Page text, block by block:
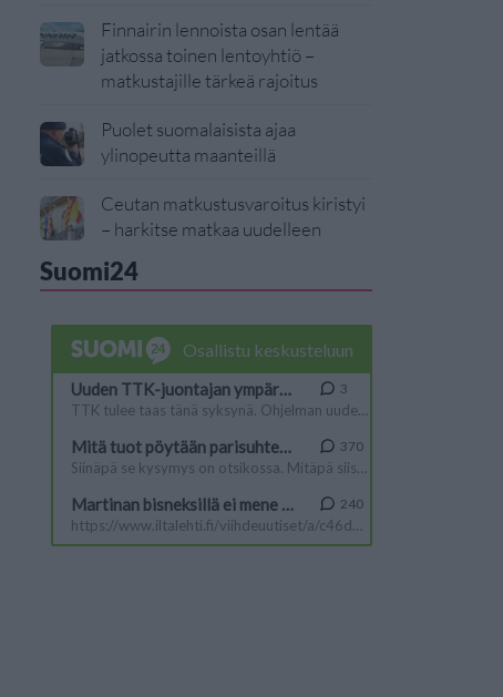
Finnairin lennoista osan lentää
jatkossa toinen lentoyhtiö –
matkustajille tärkeä rajoitus
Puolet suomalaisista ajaa
ylinopeutta maanteillä
Ceutan matkustusvaroitus kiristyi
– harkitse matkaa uudelleen
Suomi24